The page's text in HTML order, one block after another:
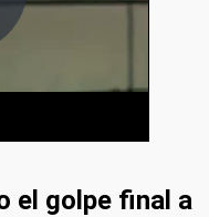
el golpe final a